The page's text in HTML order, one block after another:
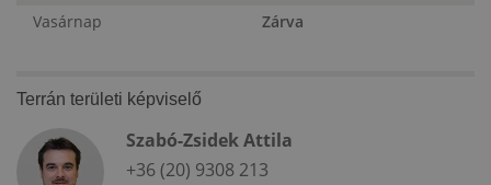
Vasárnap
Zárva
Terrán területi képviselő
Szabó-Zsidek Attila
+36 (20) 9308 213